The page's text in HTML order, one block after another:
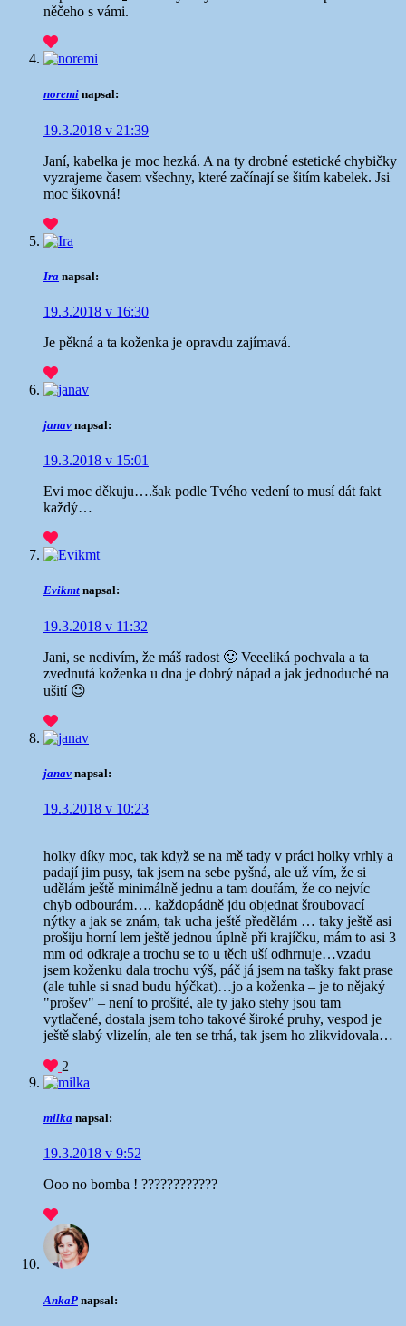
něčeho s vámi.
noremi napsal:
19.3.2018 v 21:39
Janí, kabelka je moc hezká. A na ty drobné estetické chybičky
vyzrajeme časem všechny, které začínají se šitím kabelek. Jsi
moc šikovná!
Ira napsal:
19.3.2018 v 16:30
Je pěkná a ta koženka je opravdu zajímavá.
janav napsal:
19.3.2018 v 15:01
Evi moc děkuju….šak podle Tvého vedení to musí dát fakt
každý…
Evikmt napsal:
19.3.2018 v 11:32
Jani, se nedivím, že máš radost 🙂 Veeeliká pochvala a ta
zvednutá koženka u dna je dobrý nápad a jak jednoduché na
ušití 😉
janav napsal:
19.3.2018 v 10:23
holky díky moc, tak když se na mě tady v práci holky vrhly a
padají jim pusy, tak jsem na sebe pyšná, ale už vím, že si
udělám ještě minimálně jednu a tam doufám, že co nejvíc
chyb odbourám…. každopádně jdu objednat šroubovací
nýtky a jak se znám, tak ucha ještě předělám … taky ještě asi
prošiju horní lem ještě jednou úplně při krajíčku, mám to asi 3
mm od odkraje a trochu se to u těch uší odhrnuje…vzadu
jsem koženku dala trochu výš, páč já jsem na tašky fakt prase
(ale tuhle si snad budu hýčkat)…jo a koženka – je to nějaký
"prošev" – není to prošité, ale ty jako stehy jsou tam
vytlačené, dostala jsem toho takové široké pruhy, vespod je
ještě slabý vlizelín, ale ten se trhá, tak jsem ho zlikvidovala…
2
milka napsal:
19.3.2018 v 9:52
Ooo no bomba ! ????????????
AnkaP napsal: